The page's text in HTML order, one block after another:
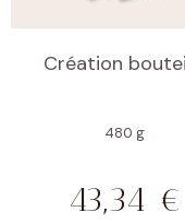
Création
480 g
43,34 €